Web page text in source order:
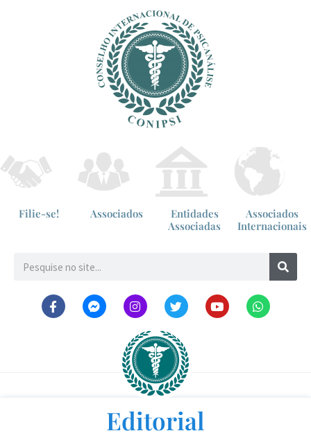
Filie-se! Associados
Entidades
Associadas
Associados
Internacionais
Editorial